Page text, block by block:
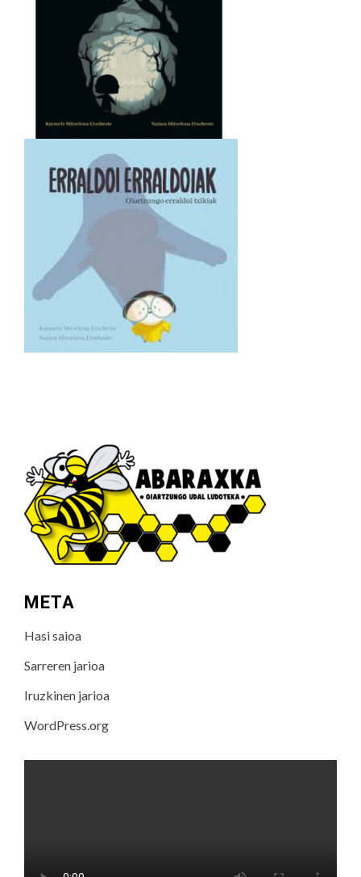
META
Hasi saioa
Sarreren jarioa
Iruzkinen jarioa
WordPress.org